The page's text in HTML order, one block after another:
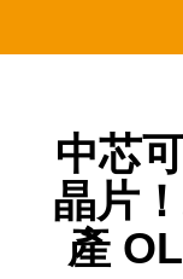
中芯
晶片
產